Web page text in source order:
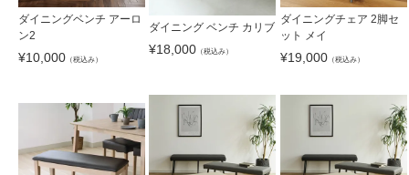
ダイニングベンチ アーロ
ン2
¥10,000 （税込み）
ダイニング ベンチ カリブ
¥18,000 （税込み）
ダイニングチェア 2脚セ
ット メイ
¥19,000（税込み）